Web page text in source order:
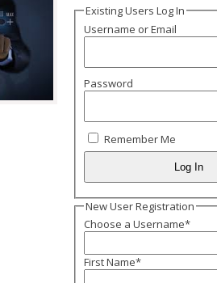
Existing Users Log In
Username or Email
Password
Remember Me
New User Registration
Choose a Username*
First Name*